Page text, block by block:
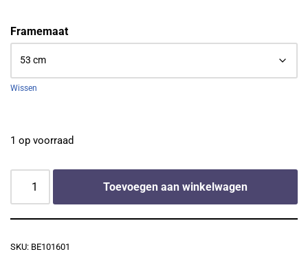
Framemaat
Wissen
1 op voorraad
Toevoegen aan winkelwagen
SKU: BE101601